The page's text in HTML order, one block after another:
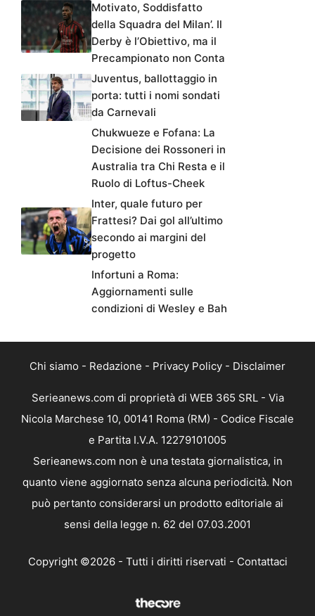
Motivato, Soddisfatto
della Squadra del Milan’. Il
Derby è l’Obiettivo, ma il
Precampionato non Conta
Juventus, ballottaggio in
porta: tutti i nomi sondati
da Carnevali
Chukwueze e Fofana: La
Decisione dei Rossoneri in
Australia tra Chi Resta e il
Ruolo di Loftus-Cheek
Inter, quale futuro per
Frattesi? Dai gol all’ultimo
secondo ai margini del
progetto
Infortuni a Roma:
Aggiornamenti sulle
condizioni di Wesley e Bah
Chi siamo - Redazione - Privacy Policy - Disclaimer
Serieanews.com di proprietà di WEB 365 SRL - Via
Nicola Marchese 10, 00141 Roma (RM) - Codice Fiscale
e Partita I.V.A. 12279101005
Serieanews.com non è una testata giornalistica, in
quanto viene aggiornato senza alcuna periodicità. Non
può pertanto considerarsi un prodotto editoriale ai
sensi della legge n. 62 del 07.03.2001
Copyright ©2026 - Tutti i diritti riservati - Contattaci